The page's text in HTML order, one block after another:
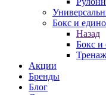
Бокс и
Назад
Бокс и
Акции
Бренды
Блог